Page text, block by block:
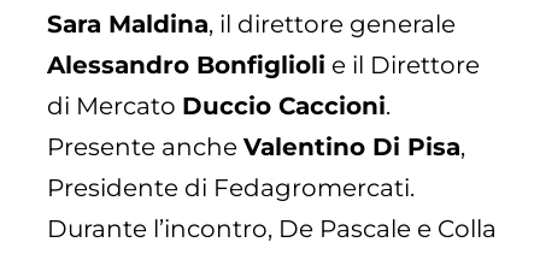
Sara Maldina, il direttore generale
Alessandro Bonfiglioli e il Direttore
di Mercato Duccio Caccioni.
Presente ancheValentino Di Pisa,
Presidente di Fedagromercati.
Durante l’incontro, De Pascale e Colla